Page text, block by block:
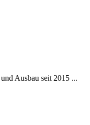
Ausbau seit 2015 ...